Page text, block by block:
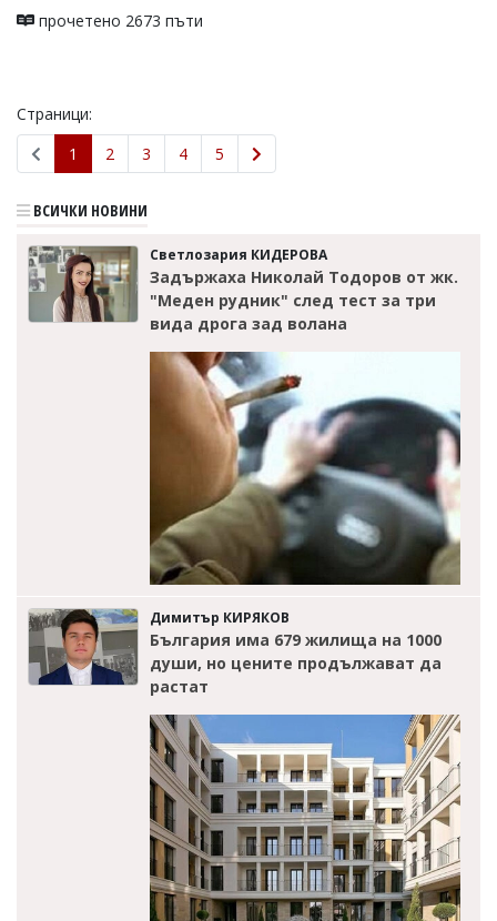
прочетено 2673 пъти
Страници:
1
2 3 4 5
ВСИЧКИ НОВИНИ
Светлозария КИДЕРОВА
Задържаха Николай Тодоров от жк.
"Меден рудник" след тест за три
вида дрога зад волана
Димитър КИРЯКОВ
България има 679 жилища на 1000
души, но цените продължават да
растат